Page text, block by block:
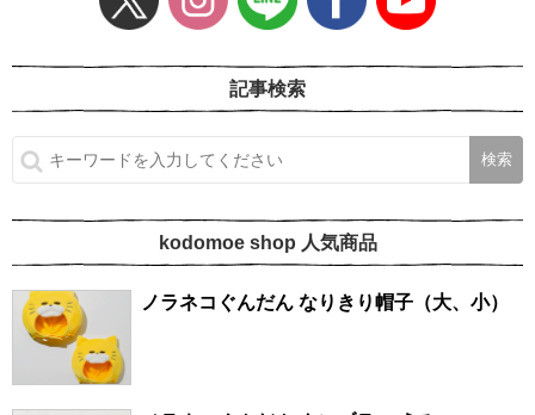
記事検索
kodomoe shop 人気商品
ノラネコぐんだん なりきり帽子（大、小）